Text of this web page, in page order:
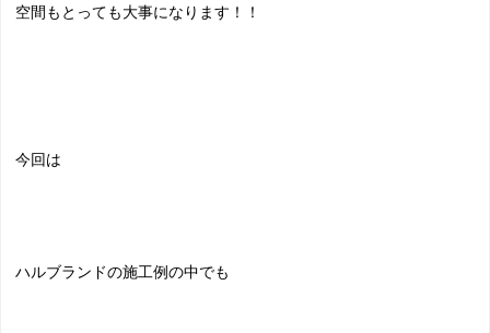
空間もとっても大事になります！！
今回は
ハルブランドの施工例の中でも